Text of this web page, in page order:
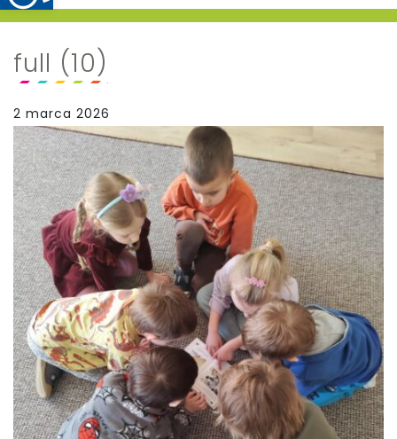
full (10)
2 marca 2026